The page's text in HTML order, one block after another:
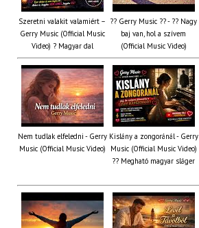
Szeretni valakit valamiért –
Gerry Music (Official Music
Video) ? Magyar dal
?? Gerry Music ?? - ?? Nagy
baj van, hol a szívem
(Official Music Video)
Nem tudlak elfeledni - Gerry
Music (Official Music Video)
Kislány a zongoránál - Gerry
Music (Official Music Video)
?? Megható magyar sláger